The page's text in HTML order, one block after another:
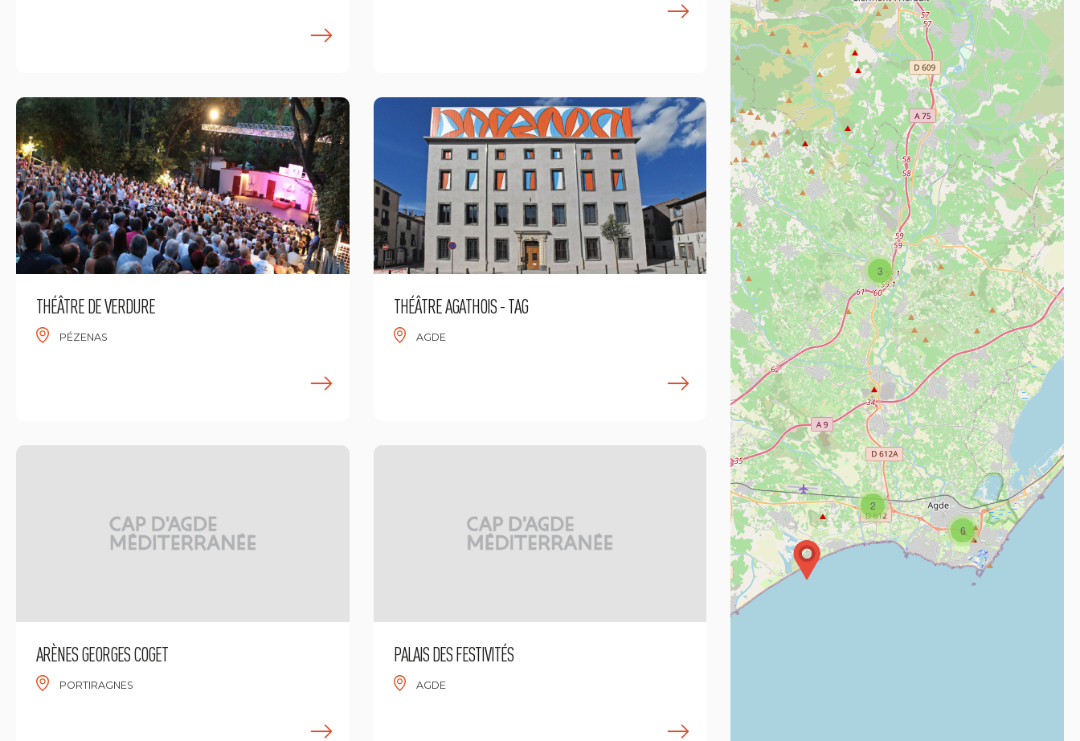
En savoir plus
THÉÂTRE DE VERDURE
PÉZENAS
THÉÂTRE AGATHOIS - TAG
AGDE
En savoir plus
ARÈNES GEORGES COGET
PORTIRAGNES
PALAIS DES FESTIVITÉS
AGDE
3
2
6